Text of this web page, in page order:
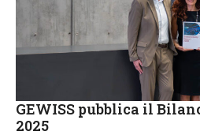
GEWISS pubblica il
2025